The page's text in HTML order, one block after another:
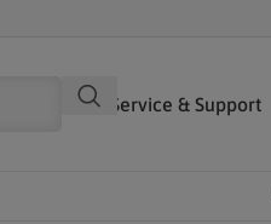
Service & Support